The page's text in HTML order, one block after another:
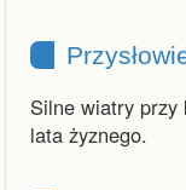
Silne wiatry przy
lata żyznego.